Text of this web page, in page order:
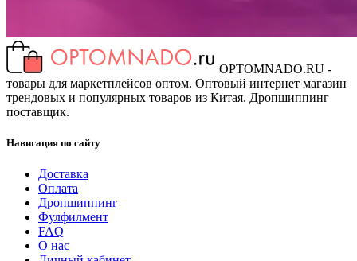
OPTOMNADO.RU -
товары для маркетплейсов оптом. Оптовый интернет магазин
трендовых и популярных товаров из Китая. Дропшиппинг
поставщик.
Навигация по сайту
Доставка
Оплата
Дропшиппинг
Фулфилмент
FAQ
О нас